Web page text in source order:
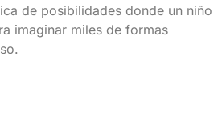
de posibilidades donde un niño
imaginar miles de formas